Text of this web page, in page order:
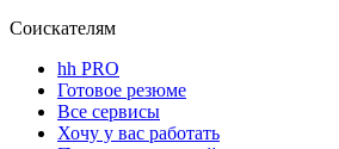
Соискателям
hh PRO
Готовое резюме
Все сервисы
Хочу у вас работать